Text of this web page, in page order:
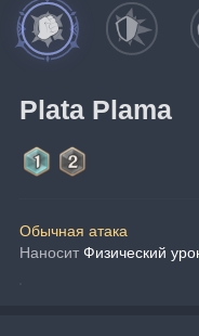
Plata Plama
Обычная атака
Наносит Физический